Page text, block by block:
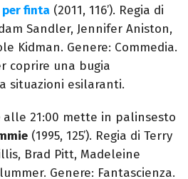
per finta (2011, 116’). Regia di
Sandler, Jennifer Aniston,
Kidman. Genere: Commedia.
coprire una bugia
situazioni esilaranti.
alle 21:00 mette in palinsesto
(1995, 125’). Regia di Terry
Brad Pitt, Madeleine
Genere: Fantascienza.